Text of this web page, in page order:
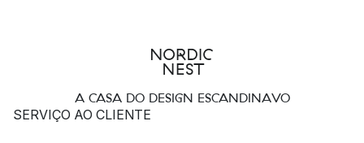
A CASA DO DESIGN ESCANDINAVO
SERVIÇO AO CLIENTE